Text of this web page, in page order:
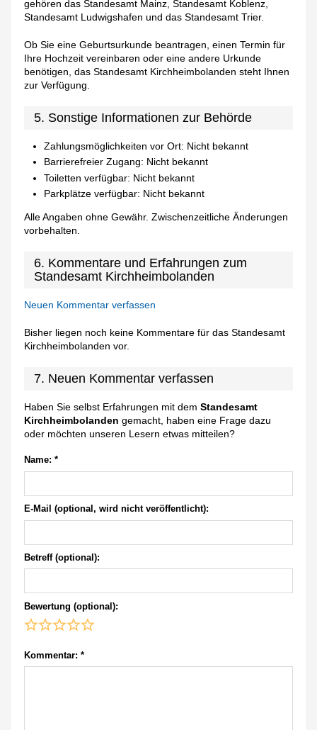
gehören das Standesamt Mainz, Standesamt Koblenz,
Standesamt Ludwigshafen und das Standesamt Trier.
Ob Sie eine Geburtsurkunde beantragen, einen Termin für
Ihre Hochzeit vereinbaren oder eine andere Urkunde
benötigen, das Standesamt Kirchheimbolanden steht Ihnen
zur Verfügung.
5. Sonstige Informationen zur Behörde
Zahlungsmöglichkeiten vor Ort: Nicht bekannt
Barrierefreier Zugang: Nicht bekannt
Toiletten verfügbar: Nicht bekannt
Parkplätze verfügbar: Nicht bekannt
Alle Angaben ohne Gewähr. Zwischenzeitliche Änderungen
vorbehalten.
6. Kommentare und Erfahrungen zum
Standesamt Kirchheimbolanden
Neuen Kommentar verfassen
Bisher liegen noch keine Kommentare für das Standesamt
Kirchheimbolanden vor.
7. Neuen Kommentar verfassen
Haben Sie selbst Erfahrungen mit demStandesamt
Kirchheimbolanden gemacht, haben eine Frage dazu
oder möchten unseren Lesern etwas mitteilen?
Name: *
E-Mail (optional, wird nicht veröffentlicht):
Betreff (optional):
Bewertung (optional):
Kommentar: *